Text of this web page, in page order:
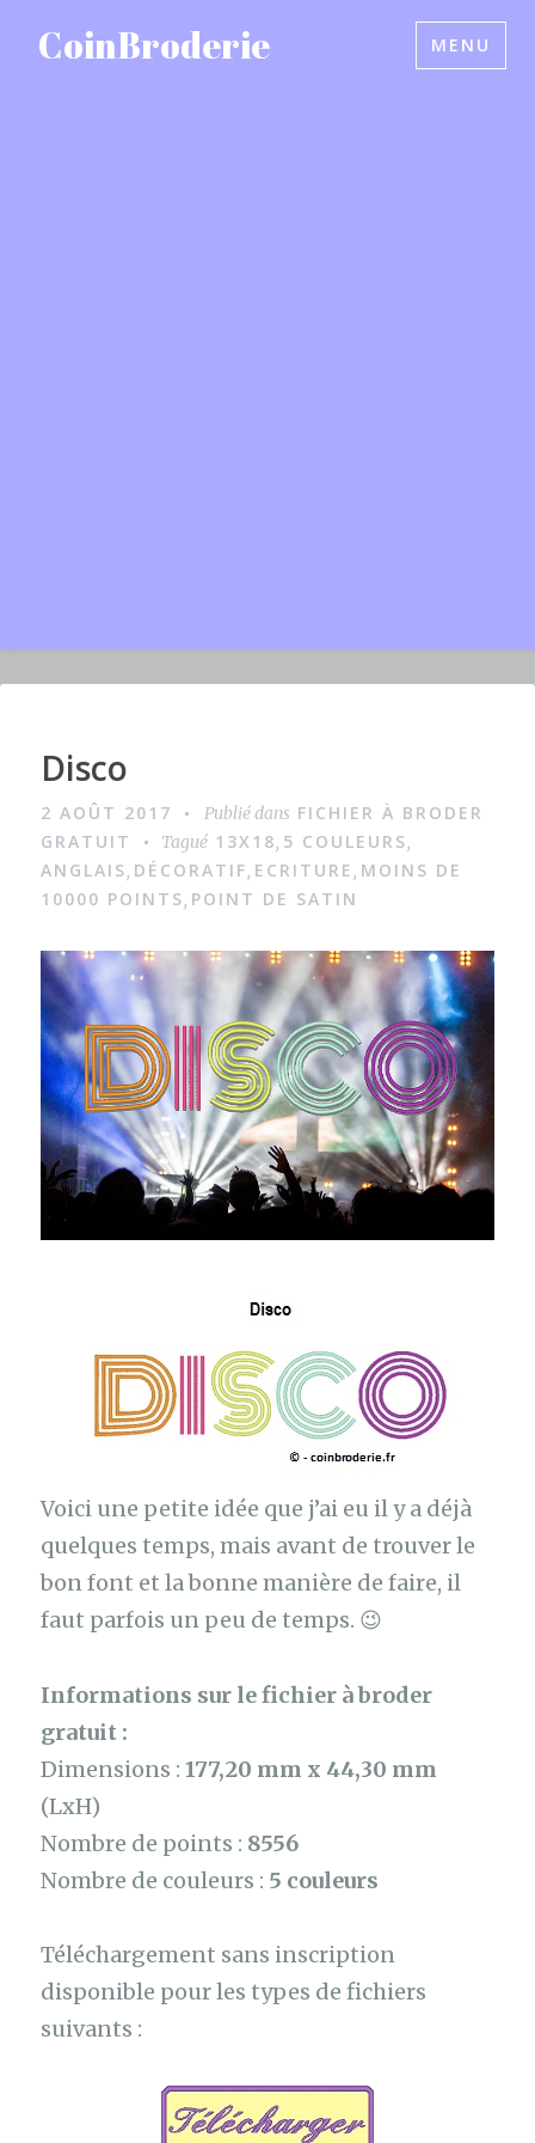
CoinBroderie MENU
I
a
g
e
Disco
2 AOÛT 2017 Publié dans FICHIER À BRODER
GRATUIT
Tagué 13X18, 5 COULEURS,
ANGLAIS, DÉCORATIF, ECRITURE, MOINS DE
10000 POINTS, POINT DE SATIN
Voici une petite idée que j’ai eu il y a déjà
quelques temps, mais avant de trouver le
bon font et la bonne manière de faire, il
faut parfois un peu de temps. 😉
Informations sur le fichier à broder
gratuit :
Dimensions :177,20 mm x 44,30 mm
(LxH)
Nombre de points : 8556
Nombre de couleurs : 5 couleurs
Téléchargement sans inscription
disponible pour les types de fichiers
suivants :